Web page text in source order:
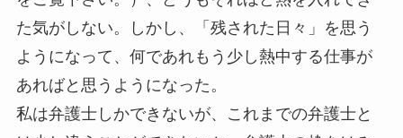
た気がしない。しかし、「残された日々」を思う
ようになって、何であれもう少し熱中する仕事が
あればと思うようになった。
私は弁護士しかできないが、これまでの弁護士と